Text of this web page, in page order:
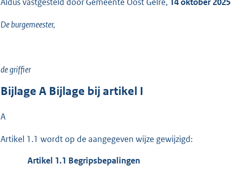
De burgemeester,
de griffier
Bijlage A Bijlage bij artikel I
A
Artikel 1.1 wordt op de aangegeven wijze gewijzigd:
Artikel 1.1 Begripsbepalingen